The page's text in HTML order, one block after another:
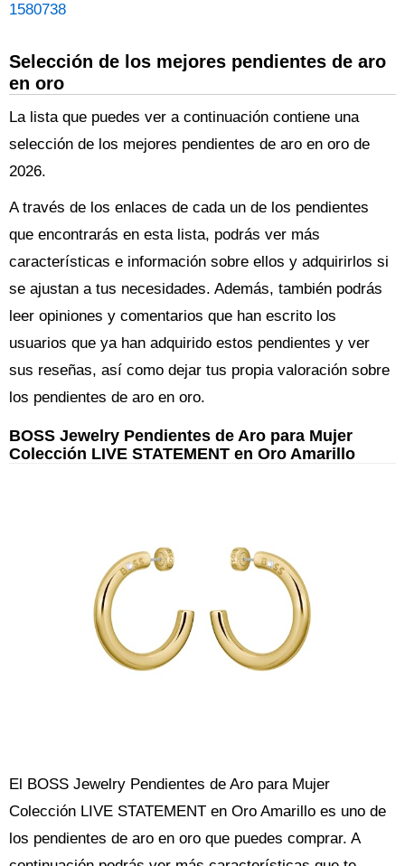
1580738
Selección de los mejores pendientes de aro
en oro
La lista que puedes ver a continuación contiene una
selección de los mejores pendientes de aro en oro de
2026.
A través de los enlaces de cada un de los pendientes
que encontrarás en esta lista, podrás ver más
características e información sobre ellos y adquirirlos si
se ajustan a tus necesidades. Además, también podrás
leer opiniones y comentarios que han escrito los
usuarios que ya han adquirido estos pendientes y ver
sus reseñas, así como dejar tus propia valoración sobre
los pendientes de aro en oro.
BOSS Jewelry Pendientes de Aro para Mujer
Colección LIVE STATEMENT en Oro Amarillo
El BOSS Jewelry Pendientes de Aro para Mujer
Colección LIVE STATEMENT en Oro Amarillo es uno de
los pendientes de aro en oro que puedes comprar. A